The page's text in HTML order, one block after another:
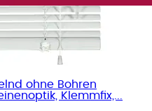
ohne Bohren
Klemmfix,...